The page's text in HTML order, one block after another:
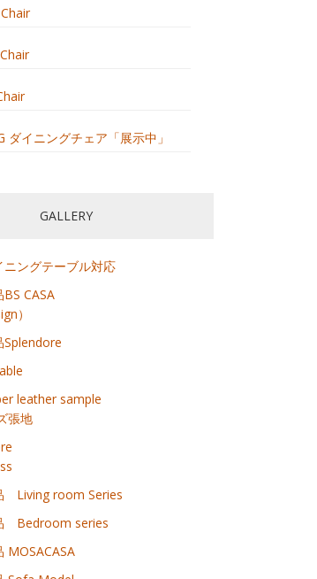
ダイニングチェア「展示中」
GALLERY
ニングテーブル対応
CASA
）
Splendore
leather sample
張地
Living room Series
Bedroom series
MOSACASA